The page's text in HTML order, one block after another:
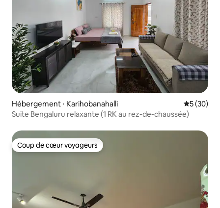
Hébergement ⋅ Karihobanahalli
5 (30)
Suite Bengaluru relaxante (1 RK au rez-de-chaussée)
Coup de cœur voyageurs
Coup de cœur voyageurs